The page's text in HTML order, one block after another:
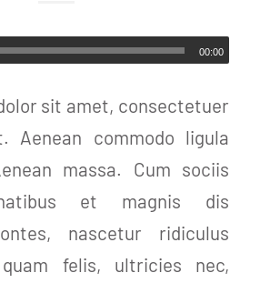
00:00
sit amet, consectetuer
Aenean commodo ligula
massa. Cum sociis
et magnis dis
nascetur ridiculus
felis, ultricies nec,